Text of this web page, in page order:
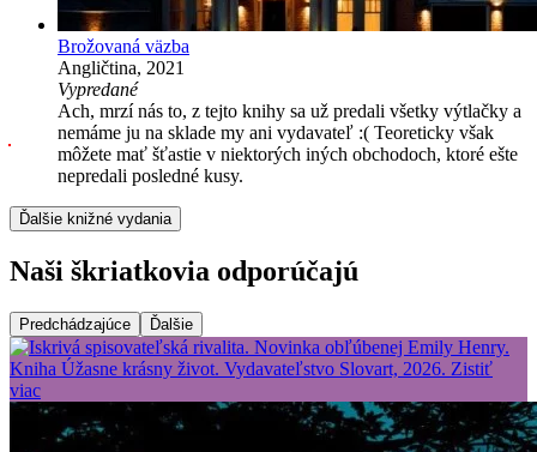
Brožovaná väzba
Angličtina, 2021
Vypredané
Ach, mrzí nás to, z tejto knihy sa už predali všetky výtlačky a
nemáme ju na sklade my ani vydavateľ :( Teoreticky však
môžete mať šťastie v niektorých iných obchodoch, ktoré ešte
nepredali posledné kusy.
Ďalšie knižné vydania
Naši škriatkovia odporúčajú
Predchádzajúce Ďalšie